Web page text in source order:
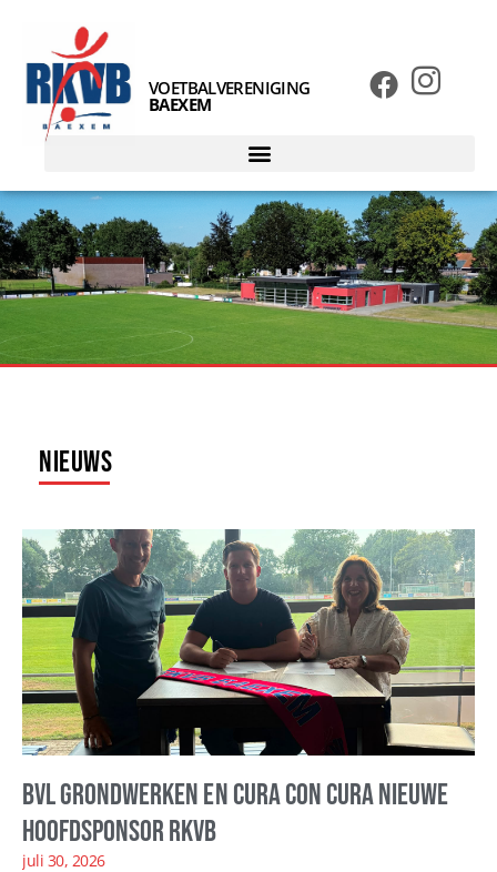
VOETBALVERENIGING
BAEXEM
Nieuws
BVL Grondwerken en Cura con Cura nieuwe
hoofdsponsor RKVB
juli 30, 2026